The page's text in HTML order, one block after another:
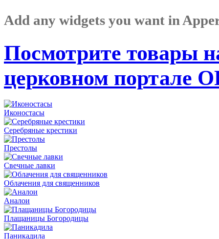
Add any widgets you want in
Посмотрите товары
церковном портале
Иконостасы
Серебряные крестики
Престолы
Свечные лавки
Облачения для священников
Аналои
Плащаницы Богородицы
Паникадила